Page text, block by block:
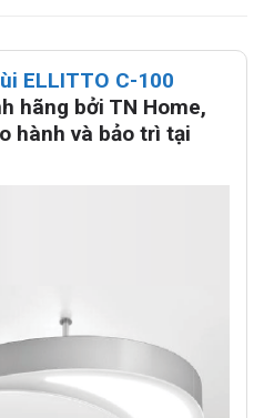
ELLITTO C-100
hãng bởi TN Home,
hành và bảo trì tại